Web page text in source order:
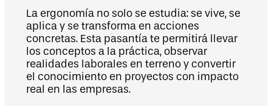
La ergonomía no solo se estudia: se vive, se
aplica y se transforma en acciones
concretas. Esta pasantía te permitirá llevar
los conceptos a la práctica, observar
realidades laborales en terreno y convertir
el conocimiento en proyectos con impacto
real en las empresas.